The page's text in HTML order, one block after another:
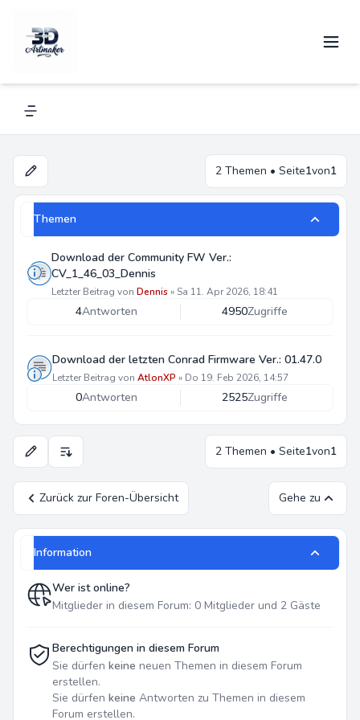
Navigation menu
2 Themen • Seite1von1
Themen
Download der Community FW Ver.:
CV_1_46_03_Dennis
Letzter Beitrag vonDennis» Sa 11. Apr 2026, 18:41
4Antworten 4950Zugriffe
Download der letzten Conrad Firmware Ver.: 01.47.0
Letzter Beitrag von AtlonXP » Do 19. Feb 2026, 14:57
0Antworten 2525Zugriffe
Anzeige- und Sortierungs-Einstellungen2 Themen • Seite1von1
Zurück zur Foren-Übersicht Gehe zu
Information
Wer ist online?
Mitglieder in diesem Forum: 0 Mitglieder und 2 Gäste
Berechtigungen in diesem Forum
Sie dürfen keine neuen Themen in diesem Forum
erstellen.
Sie dürfen keine Antworten zu Themen in diesem
Forum erstellen.